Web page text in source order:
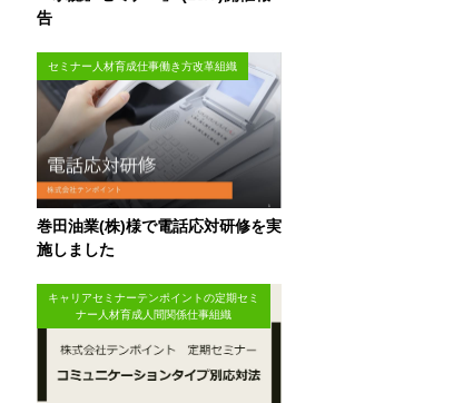
告
セミナー人材育成仕事働き方改革組織
巻田油業(株)様で電話応対研修を実
施しました
キャリアセミナーテンポイントの定期セミ
ナー人材育成人間関係仕事組織